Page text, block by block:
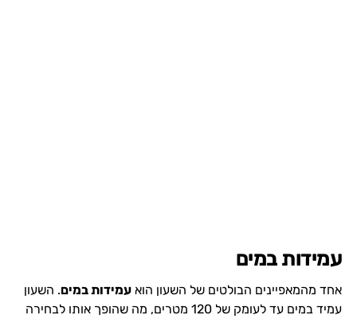
עמידות במים
אחד מהמאפיינים הבולטים של השעון הוא עמידות במים. השעון
עמיד במים עד לעומק של 120 מטרים, מה שהופך אותו לבחירה